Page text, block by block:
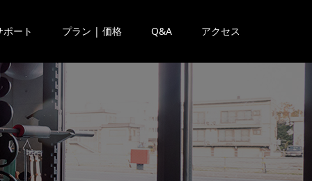
ポート プラン | 価格 Q&A アクセス